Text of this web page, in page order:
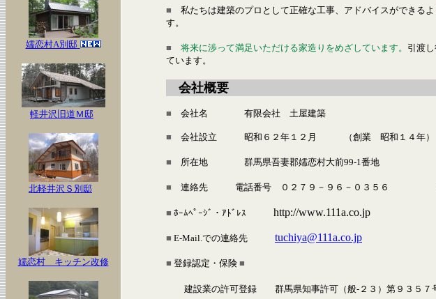
嬬恋村A別邸
軽井沢旧道Ｍ邸
北軽井沢Ｓ別邸
嬬恋村 キッチン改修
■ 私たちは建築のプロとして正確な工事、アドバイスができるよ
す。
■ 将来に渉って満足いただける家造りをめざしています。 引渡
ています。
会社概要
■ 会社名 有限会社 土屋建築
■ 会社設立 昭和６２年１２月 （創業 昭和１４年）
■ 所在地 群馬県吾妻郡嬬恋村大前99-1番地
■ 連絡先 電話番号 ０２７９－９６－０３５６ ＦＡ
■ ﾎｰﾑﾍﾟｰｼﾞ・ｱﾄﾞﾚｽ http://www.111a.co.jp
■ E-Mail.での連絡先 tuchiya@111a.co.jp
■ 登録認定・保険 ■
建設業の許可登録 群馬県知事許可（般-２３）第９３５７